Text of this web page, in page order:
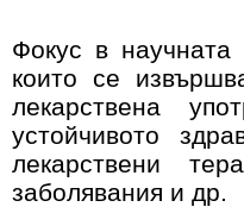
Фокус в научната
които се
лекарствена
устойчивото
лекарствени
заболявания и др.